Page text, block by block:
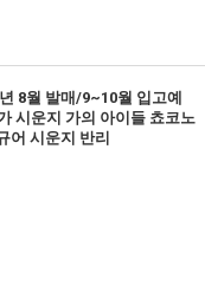
8월 발매/9~10월 입고예
시운지 가의 아이들 쵸코노
어 시운지 반리